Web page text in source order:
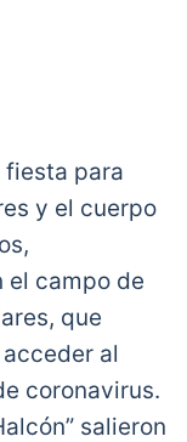
el 3⃣-0⃣
el Halcón
para
y el cuerpo
el campo de
que
al
coronavirus.
salieron